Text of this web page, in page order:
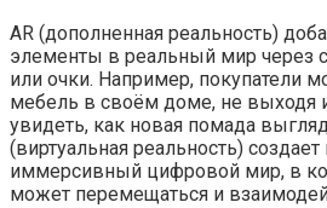
AR (дополненная реальность)
элементы в реальный мир через
или очки. Например, покупатели
мебель в своём доме, не выходя
увидеть, как новая помада
(виртуальная реальность)
иммерсивный цифровой мир, в
может перемещаться и